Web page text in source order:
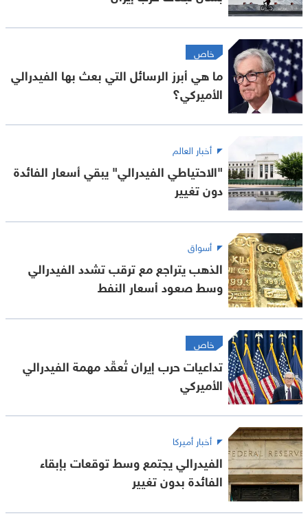
خاص
ما هي أبرز الرسائل التي بعث بها الفيدرالي
الأميركي؟
أخبار العالم
"الاحتياطي الفيدرالي" يبقي أسعار الفائدة
دون تغيير
أسواق
الذهب يتراجع مع ترقب تشدد الفيدرالي
وسط صعود أسعار النفط
خاص
تداعيات حرب إيران تُعقّد مهمة الفيدرالي
الأميركي
أخبار أميركا
الفيدرالي يجتمع وسط توقعات بإبقاء
الفائدة بدون تغيير